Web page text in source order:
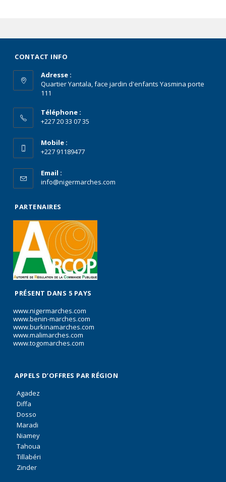
CONTACT INFO
Adresse :
Quartier Yantala, face jardin d'enfants Yasmina porte
111
Téléphone :
+227 20 33 07 35
Mobile :
+227 91189477
Email :
info@nigermarches.com
PARTENAIRES
PRÉSENT DANS 5 PAYS
www.nigermarches.com
www.benin-marches.com
www.burkinamarches.com
www.malimarches.com
www.togomarches.com
APPELS D’OFFRES PAR RÉGION
Agadez
Diffa
Dosso
Maradi
Niamey
Tahoua
Tillabéri
Zinder